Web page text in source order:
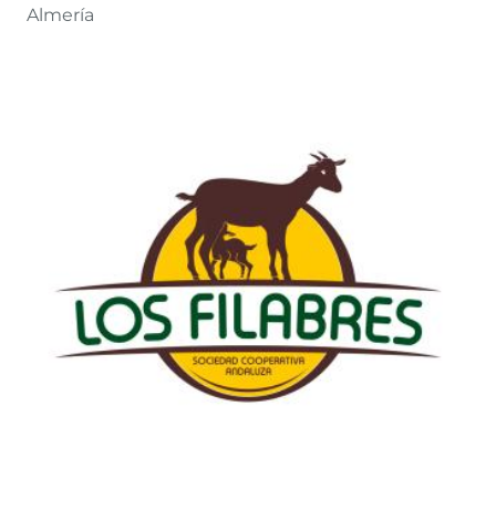
Almería